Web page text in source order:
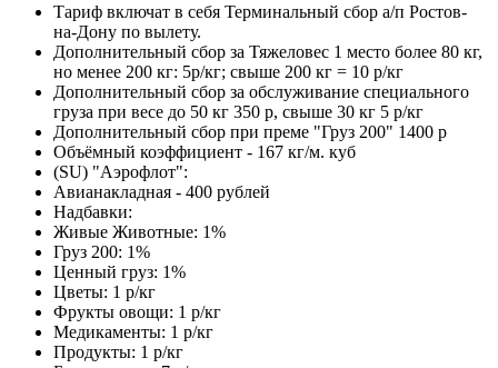
Тариф включат в себя Терминальный сбор а/п Ростов-
на-Дону по вылету.
Дополнительный сбор за Тяжеловес 1 место более 80 кг,
но менее 200 кг: 5р/кг; свыше 200 кг = 10 р/кг
Дополнительный сбор за обслуживание специального
груза при весе до 50 кг 350 р, свыше 30 кг 5 р/кг
Дополнительный сбор при преме "Груз 200" 1400 р
Объёмный коэффициент - 167 кг/м. куб
(SU) "Аэрофлот":
Авианакладная - 400 рублей
Надбавки:
Живые Животные: 1%
Груз 200: 1%
Ценный груз: 1%
Цветы: 1 р/кг
Фрукты овощи: 1 р/кг
Медикаменты: 1 р/кг
Продукты: 1 р/кг